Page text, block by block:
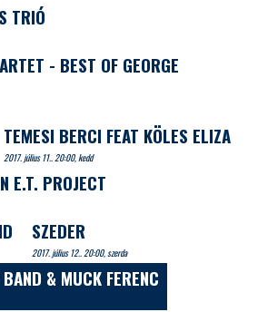
TRIÓ
- BEST OF GEORGE
TEMESI BERCI FEAT KÖLES ELIZA
2017. július 11.. 20:00, kedd
E.T. PROJECT
SZEDER
2017. július 12.. 20:00, szerda
& MUCK FERENC